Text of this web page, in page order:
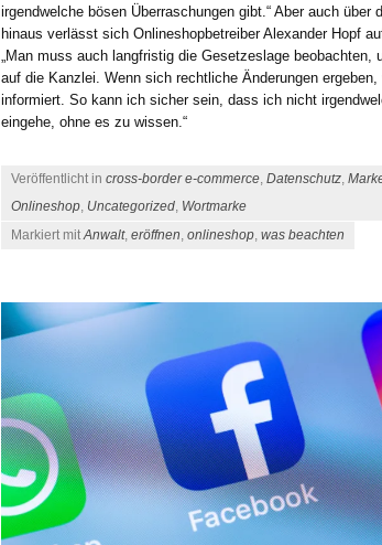
irgendwelche bösen Überraschungen gibt.“ Aber auch über
hinaus verlässt sich Onlineshopbetreiber Alexander Hopf
„Man muss auch langfristig die Gesetzeslage beobachten,
auf die Kanzlei. Wenn sich rechtliche Änderungen ergeben,
informiert. So kann ich sicher sein, dass ich nicht
eingehe, ohne es zu wissen.“
Veröffentlicht in cross-border e-commerce Datenschutz
Onlineshop Uncategorized Wortmarke
Markiert mit Anwalt, eröffnen onlineshop was beachten